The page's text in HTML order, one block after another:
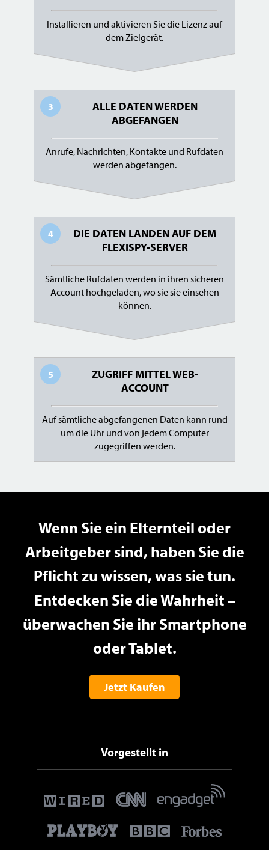
Installieren und aktivieren Sie die Lizenz auf
dem Zielgerät.
3
ALLE DATEN WERDEN
ABGEFANGEN
Anrufe, Nachrichten, Kontakte und Rufdaten
werden abgefangen.
4
DIE DATEN LANDEN AUF DEM
FLEXISPY-SERVER
Sämtliche Rufdaten werden in ihren sicheren
Account hochgeladen, wo sie sie einsehen
können.
5
ZUGRIFF MITTEL WEB-
ACCOUNT
Auf sämtliche abgefangenen Daten kann rund
um die Uhr und von jedem Computer
zugegriffen werden.
Wenn Sie ein Elternteil oder
Arbeitgeber sind, haben Sie die
Pflicht zu wissen, was sie tun.
Entdecken Sie die Wahrheit –
überwachen Sie ihr Smartphone
oder Tablet.
Jetzt Kaufen
Vorgestellt in